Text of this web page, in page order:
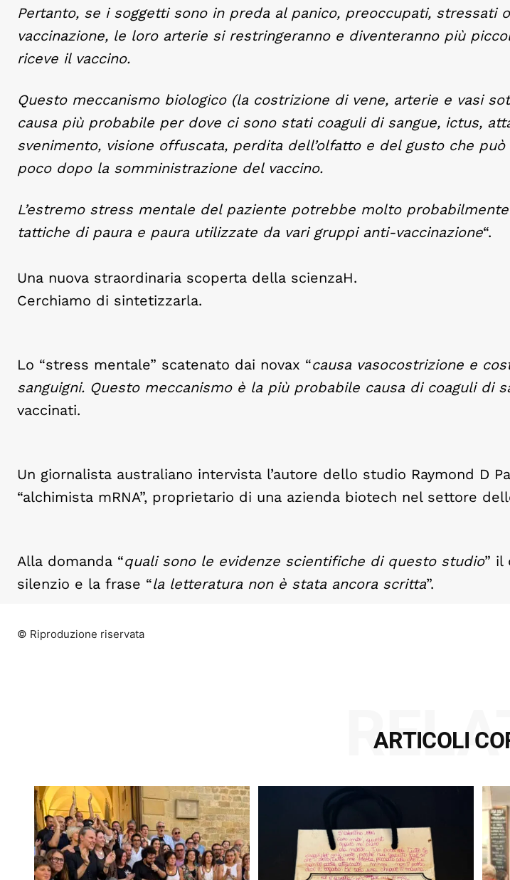
Pertanto, se i soggetti sono in preda al panico, preoccupati, stressati
vaccinazione, le loro arterie si restringeranno e diventeranno più
riceve il vaccino.
Questo meccanismo biologico (la costrizione di vene, arterie e vasi
causa più probabile per dove ci sono stati coaguli di sangue, ictus,
svenimento, visione offuscata, perdita dell’olfatto e del gusto che
poco dopo la somministrazione del vaccino.
L’estremo stress mentale del paziente potrebbe molto
tattiche di paura e paura utilizzate da vari gruppi anti-vaccinazione“.
Una nuova straordinaria scoperta della scienzaH.
Cerchiamo di sintetizzarla.
Lo “stress mentale” scatenato dai novax “causa vasocostrizione e
sanguigni. Questo meccanismo è la più probabile causa di coaguli di
vaccinati.
Un giornalista australiano intervista l’autore dello studio Raymond D
“alchimista mRNA”, proprietario di una azienda biotech nel settore
Alla domanda “quali sono le evidenze scientifiche di questo studio” il
silenzio e la frase “la letteratura non è stata ancora scritta”.
© Riproduzione riservata
ARTICOLI